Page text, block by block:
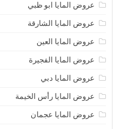
عروض المايا ابو ظبي
عروض المايا الشارقة
عروض المايا العين
عروض المايا الفجيرة
عروض المايا دبي
عروض المايا رأس الخيمة
عروض المايا عجمان